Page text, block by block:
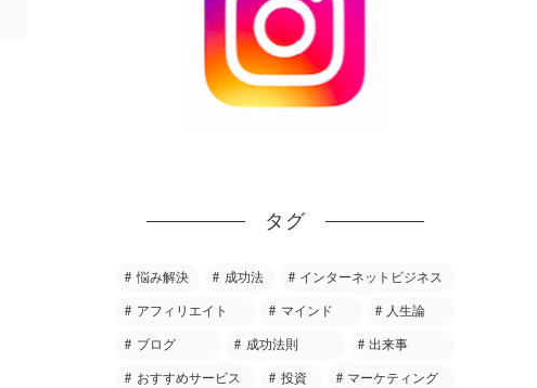
タグ
悩み解決 成功法 インターネットビジネス
アフィリエイト マインド 人生論
ブログ 成功法則 出来事
おすすめサービス 投資 マーケティング